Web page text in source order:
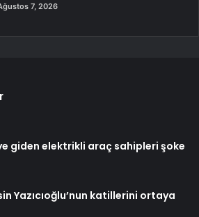
7, 2026
giden elektrikli araç sahipleri şoke
Yazıcıoğlu’nun katillerini ortaya